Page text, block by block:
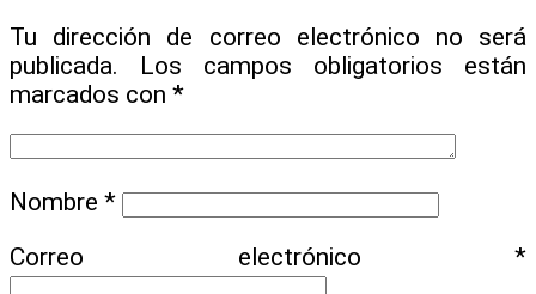
Tu dirección de correo electrónico no será
publicada.
Los campos obligatorios están
marcados con *
Nombre *
Correo electrónico *